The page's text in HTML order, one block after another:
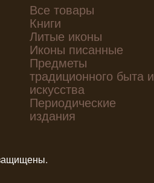
Все товары
Книги
Литые иконы
Иконы писанные
Предметы
традиционного быта и
искусства
Периодические
издания